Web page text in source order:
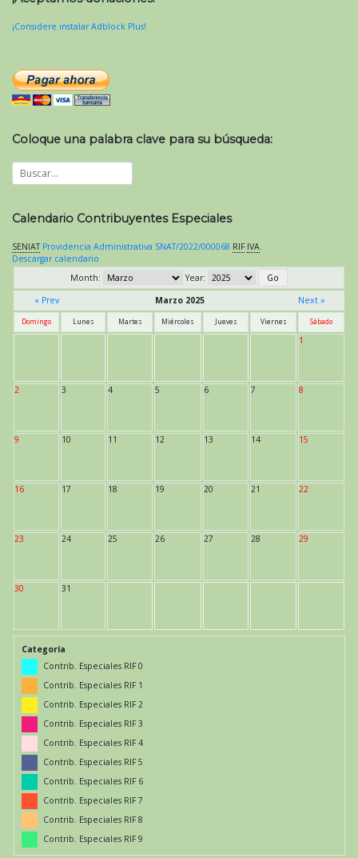
¡Considere instalar Adblock Plus!
Coloque una palabra clave para su búsqueda:
Calendario Contribuyentes Especiales
SENIAT Providencia Administrativa SNAT/2022/000068 RIF IVA.
Descargar calendario
Month:
Year:
« Prev
Marzo 2025 Next »
Domingo Lunes Martes Miércoles Jueves Viernes Sábado
1
2 3 4 5 6 7 8
9 10 11 12 13 14 15
16 17 18 19 20 21 22
23 24 25 26 27 28 29
30 31
Categoría
Contrib. Especiales RIF 0
Contrib. Especiales RIF 1
Contrib. Especiales RIF 2
Contrib. Especiales RIF 3
Contrib. Especiales RIF 4
Contrib. Especiales RIF 5
Contrib. Especiales RIF 6
Contrib. Especiales RIF 7
Contrib. Especiales RIF 8
Contrib. Especiales RIF 9